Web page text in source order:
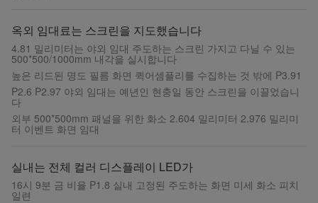
옥외 임대료는 스크린을 지도했습니다
4.81 밀리미터는 야외 임대 주도하는 스크린 가지고 다닐 수 있는
500*500/1000mm 내각을 실시합니다
높은 리드된 명도 필름 화면 퀵어셈플리를 수집하는 것 밖에 P3.91
P2.6 P2.97 야외 임대는 예년인 현충일 동안 스크린을 이끌었습니
다
외부 500*500mm 패널을 위한 화소 2.604 밀리미터 2.976 밀리미
터 이벤트 화면 임대
실내는 전체 컬러 디스플레이 LED가
16시 9분 금 비율 P1.8 실내 고정된 주도하는 화면 미세 화소 피치
일련